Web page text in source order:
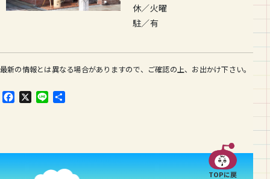
休／火曜
駐／有
最新の情報とは異なる場合がありますので、ご確認の上、お出かけ下さい。
F
o
o
X
L
TOPに戻